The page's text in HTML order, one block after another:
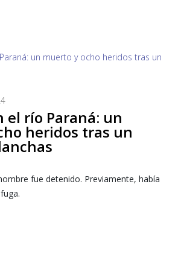
el río Paraná: un
heridos tras un
fue detenido. Previamente, había